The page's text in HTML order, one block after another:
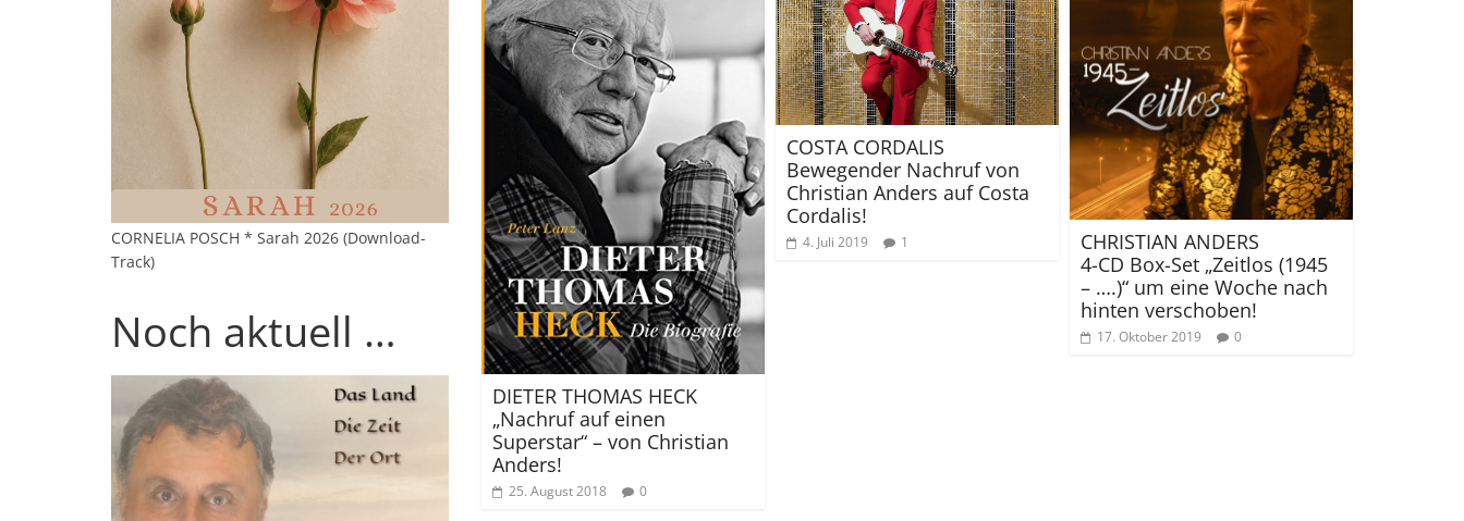
DIETER THOMAS HECK
„Nachruf auf einen
Superstar“ – von Christian
Anders!
25. August 2018 0
COSTA CORDALIS
Bewegender Nachruf von
Christian Anders auf Costa
Cordalis!
4. Juli 2019 1
CHRISTIAN ANDERS
4-CD Box-Set „Zeitlos (1945
– ….)“ um eine Woche nach
hinten verschoben!
17. Oktober 2019 0
CORNELIA POSCH * Sarah 2026 (Download-
Track)
Noch aktuell …